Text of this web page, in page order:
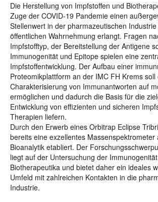
Die Herstellung von Impfstoffen und
Zuge der COVID-19 Pandemie einen
Stellenwert in der pharmazeutischen
öffentlichen Wahrnehmung erlangt. Fragen
Impfstofftyp, der Bereitstellung der Antigene
Immunogenität und Epitope spielen eine
Impfstoffentwicklung. Der Aufbau einer
Proteomikplattform an der IMC FH Krems
Charakterisierung von Immunantworten auf
ermöglichen und dadurch die Basis für die
Entwicklung von effizienten und sicheren
Therapien liefern.
Durch den Erwerb eines Orbitrap Eclipse
bereits eine exzellentes Massenspektrometer
Bioanalytik etabliert. Der
liegt auf der Untersuchung der
Biotherapeutika und bietet daher ein ideales
Umfeld mit zahlreichen Kontakten in die
Industrie.